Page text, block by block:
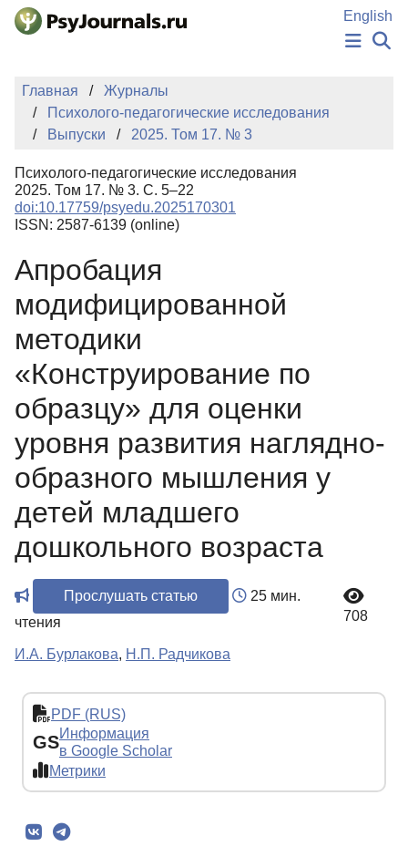
Перейти к основному содержанию
English
НОВОСТИ
АВТОРЫ
КЛЮЧЕВЫЕ СЛОВА
Регистрация
Главная
Журналы
Психолого-педагогические исследования
Выпуски
2025. Том 17. № 3
Психолого-педагогические исследования
2025. Том 17. № 3. С. 5–22
doi:10.17759/psyedu.2025170301
ISSN: 2587-6139 (online)
Апробация
модифицированной
методики
«Конструирование по
образцу» для оценки
уровня развития наглядно-
образного мышления у
детей младшего
дошкольного возраста
Прослушать статью
25 мин.
чтения
708
И.А. Бурлакова, Н.П. Радчикова
PDF (RUS)
GSИнформация
в Google Scholar
Метрики